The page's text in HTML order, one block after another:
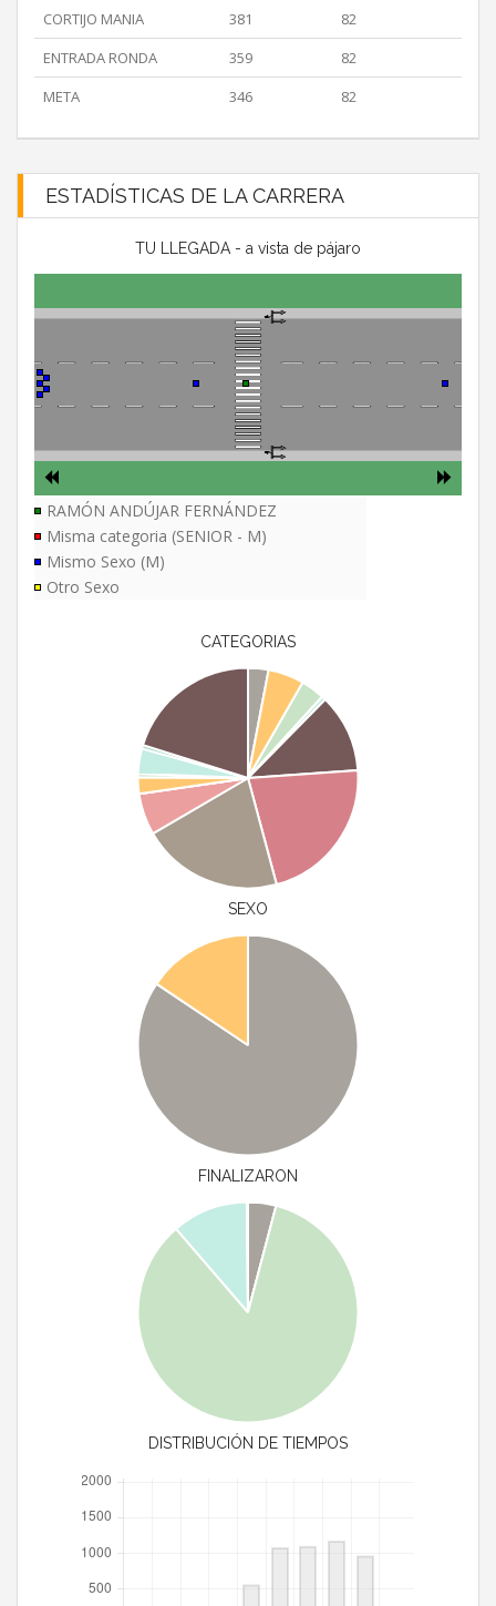
CORTIJO MANIA 381
82
ENTRADA RONDA
359
82
META
346 82
ESTADÍSTICAS DE LA CARRERA
TU LLEGADA - a vista de pájaro
RAMÓN ANDÚJAR FERNÁNDEZ
Misma categoria (SENIOR - M)
Mismo Sexo (M)
Otro Sexo
CATEGORIAS
SEXO
FINALIZARON
DISTRIBUCIÓN DE TIEMPOS